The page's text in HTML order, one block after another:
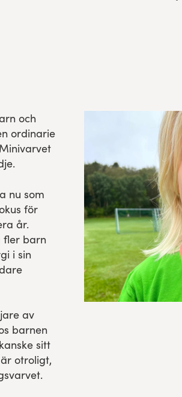
och
ordinarie
nu som
för
år.
fler barn
i sin
av
barnen
sitt
otroligt,